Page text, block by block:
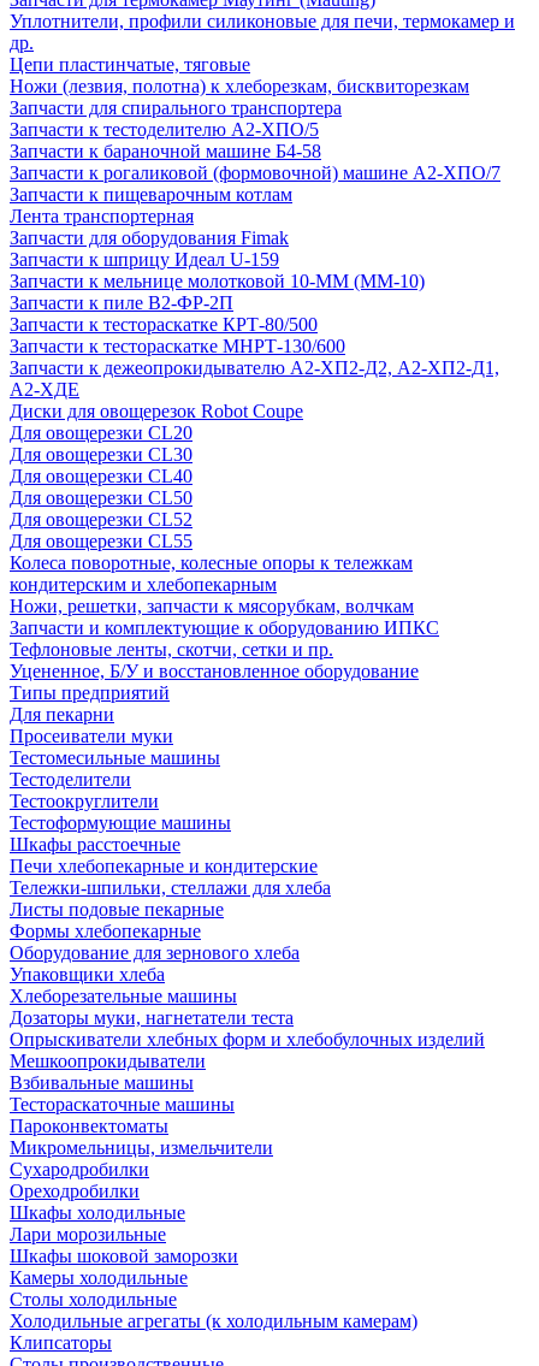
Уплотнители, профили силиконовые для печи, термокамер и
др.
Цепи пластинчатые, тяговые
Ножи (лезвия, полотна) к хлеборезкам, бисквиторезкам
Запчасти для спирального транспортера
Запчасти к тестоделителю А2-ХПО/5
Запчасти к бараночной машине Б4-58
Запчасти к рогаликовой (формовочной) машине А2-ХПО/7
Запчасти к пищеварочным котлам
Лента транспортерная
Запчасти для оборудования Fimak
Запчасти к шприцу Идеал U-159
Запчасти к мельнице молотковой 10-ММ (ММ-10)
Запчасти к пиле В2-ФР-2П
Запчасти к тестораскатке КРТ-80/500
Запчасти к тестораскатке МНРТ-130/600
Запчасти к деже­опрокидывателю А2-ХП2-Д2, А2-ХП2-Д1,
А2-ХДЕ
Диски для овощерезок Robot Coupe
Для овощерезки CL20
Для овощерезки CL30
Для овощерезки CL40
Для овощерезки CL50
Для овощерезки CL52
Для овощерезки CL55
Колеса поворотные, колесные опоры к тележкам
кондитерским и хлебопекарным
Ножи, решетки, запчасти к мясорубкам, волчкам
Запчасти и комплектующие к оборудованию ИПКС
Тефлоновые ленты, скотчи, сетки и пр.
Уцененное, Б/У и восстановленное оборудование
Типы предприятий
Для пекарни
Просеиватели муки
Тестомесильные машины
Тестоделители
Тестоокруглители
Тестоформующие машины
Шкафы расстоечные
Печи хлебопекарные и кондитерские
Тележки-шпильки, стеллажи для хлеба
Листы подовые пекарные
Формы хлебопекарные
Оборудование для зернового хлеба
Упаковщики хлеба
Хлеборезательные машины
Дозаторы муки, нагнетатели теста
Опрыскиватели хлебных форм и хлебобулочных изделий
Мешкоопрокидыватели
Взбивальные машины
Тестораскаточные машины
Пароконвектоматы
Микромельницы, измельчители
Сухародробилки
Ореходробилки
Шкафы холодильные
Лари морозильные
Шкафы шоковой заморозки
Камеры холодильные
Столы холодильные
Холодильные агрегаты (к холодильным камерам)
Клипсаторы